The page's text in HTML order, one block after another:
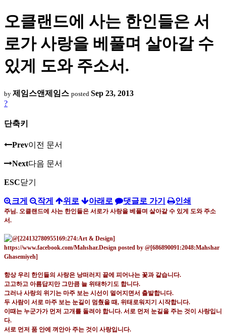
오클랜드에 사는 한인들은 서
로가 사랑을 베풀며 살아갈 수
있게 도와 주소서.
by 제임스앤제임스 posted Sep 23, 2013
?
단축키
Prev이전 문서
Next다음 문서
ESC닫기
크게 작게 위로 아래로 댓글로 가기 인쇄
주님. 오클랜드에 사는 한인들은 서로가 사랑을 베풀며 살아갈 수 있게 도와 주소
서.
항상 우리 한인들의 사랑은 낭떠러지 끝에 피어나는 꽃과 같습니다.
고고하고 아름답지만 그만큼 늘 위태하기도 합니다.
그러나 사랑의 위기는 마주 보는 시선이 멀어지면서 출발합니다.
두 사람이 서로 마주 보는 눈길이 멈췄을 때, 위태로워지기 시작합니다.
이때는 누군가가 먼저 고개를 돌려야 합니다. 서로 먼저 눈길을 주는 것이 사랑입니
다.
서로 먼저 품 안에 껴안아 주는 것이 사랑입니다.